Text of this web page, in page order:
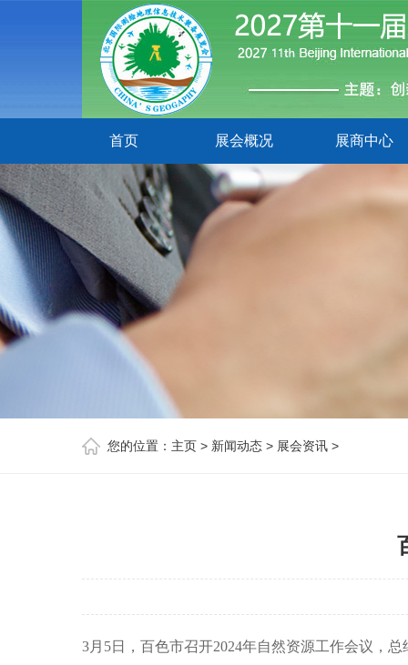
首页 展会概况 展商中心
您的位置： 主页 > 新闻动态 > 展会资讯 >
3月5日，百色市召开2024年自然资源工作会议，